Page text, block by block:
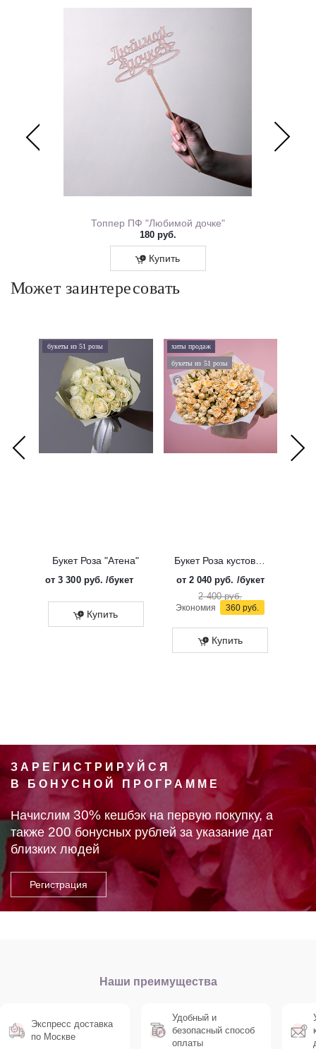
Топпер ПФ "Любимой дочке"
180 руб.
Купить
Может заинтересовать
букеты из 51 розы
Букет Роза "Атена"
от3 300 руб. /букет
Купить
хиты продаж
букеты из 51 розы
Букет Роза кустовая "Солинеро"
от 2 040 руб. /букет
2 400 руб.
Экономия 360 руб.
Купить
ЗАРЕГИСТРИРУЙСЯ
В БОНУСНОЙ ПРОГРАММЕ
Начислим 30% кешбэк на первую покупку, а
также 200 бонусных рублей за указание дат
близких людей
Наши преимущества
Экспресс доставка
по Москве
Удобный и
безопасный способ
оплаты